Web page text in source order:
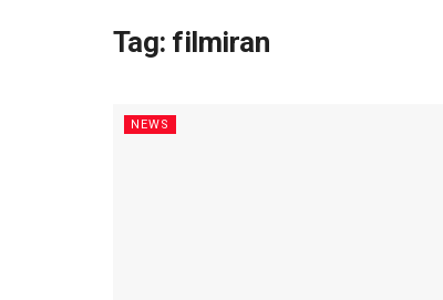
Tag: filmiran
NEWS